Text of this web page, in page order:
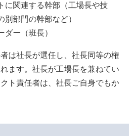
に関連する幹部（工場長や技
別部門の幹部など）
ダー（班長）
は社長が選任し、社長同等の権
ます。社長が工場長を兼ねてい
ト責任者は、社長ご自身でもか